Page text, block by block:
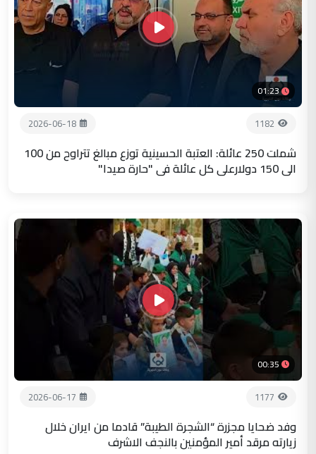
01:23
1182
2026-06-18
شملت 250 عائلة: العتبة الحسينية توزع مبالغ تتراوح من 100
الى 150 دولارعلى كل عائلة في "حارة صيدا"
00:35
1177
2026-06-17
وفد ضحايا مجزرة “الشجرة الطيبة” قادما من ايران خلال
زيارته مرقد أمير المؤمنين بالنجف الاشرف